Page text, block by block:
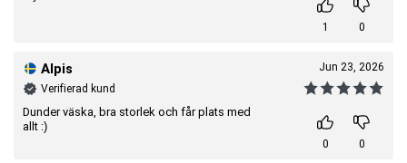
1 0
Alpis
Verifierad kund
Dunder väska, bra storlek och får plats med
allt :)
Jun 23, 2026
0 0